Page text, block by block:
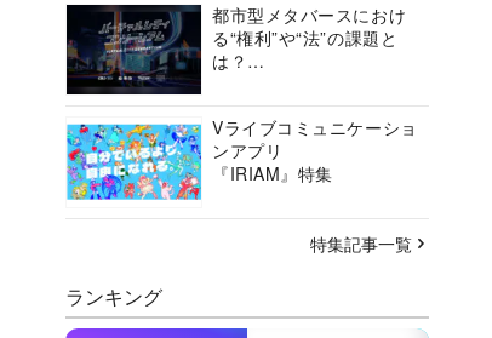
都市型メタバースにおけ
る“権利”や“法”の課題と
は？
ーシアムの挑戦に迫る
Vライブコミュニケーショ
ンアプリ
『IRIAM』特集
特集記事一覧
ランキング